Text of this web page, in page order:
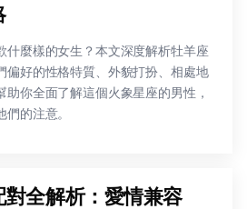
什麼樣的女生？本文深度解析牡羊座
偏好的性格特質、外貌打扮、相處地
你全面了解這個火象星座的男性，
的注意。
全解析：愛情兼容